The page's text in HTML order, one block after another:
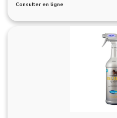
Consulter en ligne